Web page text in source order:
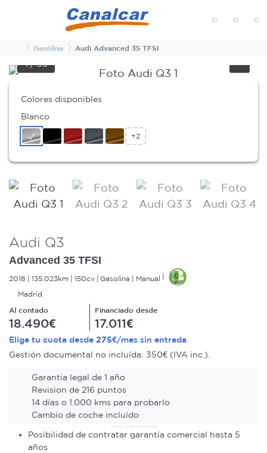
InicioGasolina Audi Advanced 35 TFSI
1/35
Colores disponibles
Blanco
+2
Audi Q3
Advanced 35 TFSI
2018 135.023km 150cv Gasolina
Manual
Madrid
Al contado
18.490€
Financiado desde
17.011€
Elige tu cuota desde 275€/mes sin entrada
Gestión documental no incluída: 350€ (IVA inc.).
Garantia legal de 1 año
Revision de 216 puntos
14 días o 1.000 kms para probarlo
Cambio de coche incluído
Posibilidad de contratar garantía comercial hasta 5
años